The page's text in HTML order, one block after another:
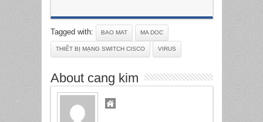
Tagged with: BAO MAT MA DOC
THIẾT BỊ MẠNG SWITCH CISCO VIRUS
About cang kim